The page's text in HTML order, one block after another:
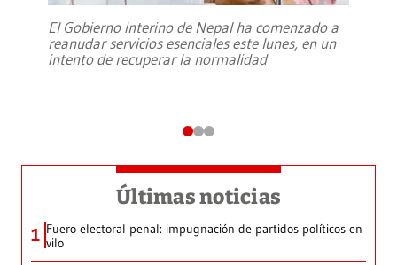
El Gobierno interino de Nepal ha comenzado a
reanudar servicios esenciales este lunes, en un
intento de recuperar la normalidad
Últimas noticias
1 Fuero electoral penal: impugnación de partidos políticos en
vilo